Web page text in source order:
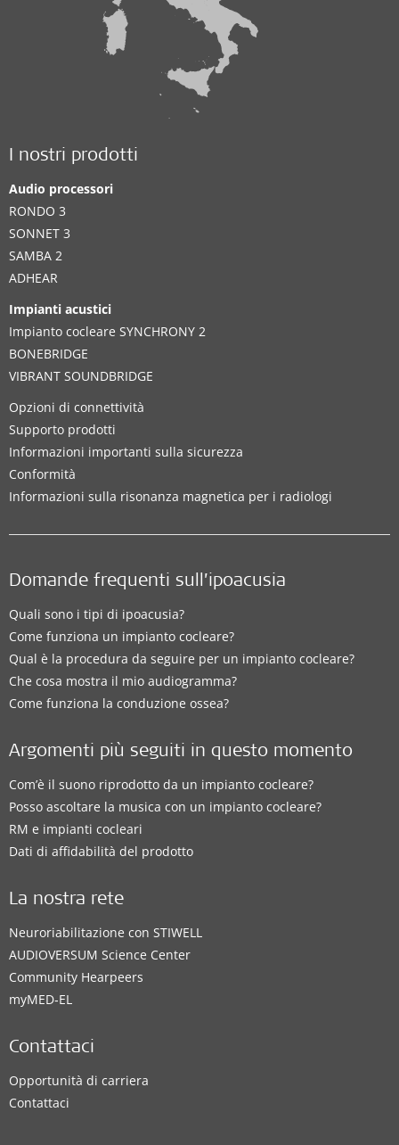
I nostri prodotti
Audio processori
RONDO 3
SONNET 3
SAMBA 2
ADHEAR
Impianti acustici
Impianto cocleare SYNCHRONY 2
BONEBRIDGE
VIBRANT SOUNDBRIDGE
Opzioni di connettività
Supporto prodotti
Informazioni importanti sulla sicurezza
Conformità
Informazioni sulla risonanza magnetica per i radiologi
Domande frequenti sull’ipoacusia
Quali sono i tipi di ipoacusia?
Come funziona un impianto cocleare?
Qual è la procedura da seguire per un impianto cocleare?
Che cosa mostra il mio audiogramma?
Come funziona la conduzione ossea?
Argomenti più seguiti in questo momento
Com’è il suono riprodotto da un impianto cocleare?
Posso ascoltare la musica con un impianto cocleare?
RM e impianti cocleari
Dati di affidabilità del prodotto
La nostra rete
Neuroriabilitazione con STIWELL
AUDIOVERSUM Science Center
Community Hearpeers
myMED‑EL
Contattaci
Opportunità di carriera
Contattaci